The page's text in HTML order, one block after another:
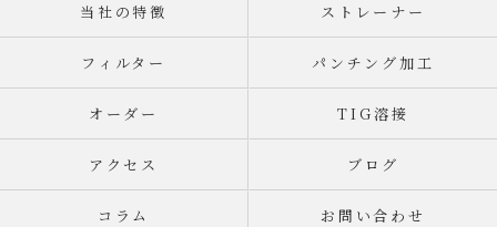
当社の特徴 ストレーナー
フィルター パンチング加工
オーダー TIG溶接
アクセス ブログ
コラム お問い合わせ